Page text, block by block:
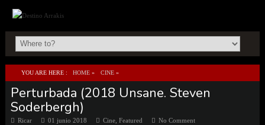
YOU ARE HERE : HOME » CINE »
PERTURBADA (2018 UNSANE. STEVEN SODERBERGH)
Perturbada (2018 Unsane. Steven
Soderbergh)
Ricar 01 junio 2018 Cine, Featured No Comment